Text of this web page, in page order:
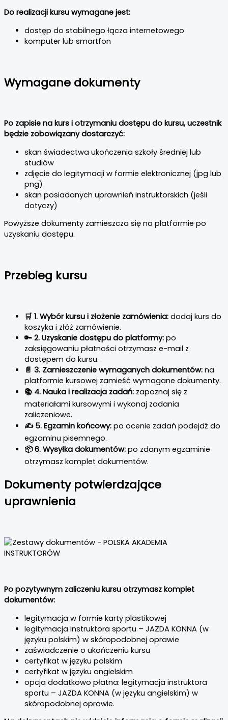
Do realizacji kursu wymagane jest:
dostęp do stabilnego łącza internetowego
komputer lub smartfon
Wymagane dokumenty
Po zapisie na kurs i otrzymaniu dostępu do kursu, uczestnik
będzie zobowiązany dostarczyć:
skan świadectwa ukończenia szkoły średniej lub
studiów
zdjęcie do legitymacji w formie elektronicznej (jpg lub
png)
skan posiadanych uprawnień instruktorskich (jeśli
dotyczy)
Powyższe dokumenty zamieszcza się na platformie po
uzyskaniu dostępu.
Przebieg kursu
🛒 1. Wybór kursu i złożenie zamówienia: dodaj kurs do
koszyka i złóż zamówienie.
🔑 2. Uzyskanie dostępu do platformy: po
zaksięgowaniu płatności otrzymasz e-mail z
dostępem do kursu.
📄 3. Zamieszczenie wymaganych dokumentów: na
platformie kursowej zamieść wymagane dokumenty.
📚 4. Nauka i realizacja zadań: zapoznaj się z
materiałami kursowymi i wykonaj zadania
zaliczeniowe.
✍️ 5. Egzamin końcowy: po ocenie zadań podejdź do
egzaminu pisemnego.
📦 6. Wysyłka dokumentów: po zdanym egzaminie
otrzymasz komplet dokumentów.
Dokumenty potwierdzające
uprawnienia
Po pozytywnym zaliczeniu kursu otrzymasz komplet
dokumentów:
legitymacja w formie karty plastikowej
legitymacja instruktora sportu – JAZDA KONNA (w
języku polskim) w skóropodobnej oprawie
zaświadczenie o ukończeniu kursu
certyfikat w języku polskim
certyfikat w języku angielskim
opcja dodatkowo płatna: legitymacja instruktora
sportu – JAZDA KONNA (w języku angielskim) w
skóropodobnej oprawie.